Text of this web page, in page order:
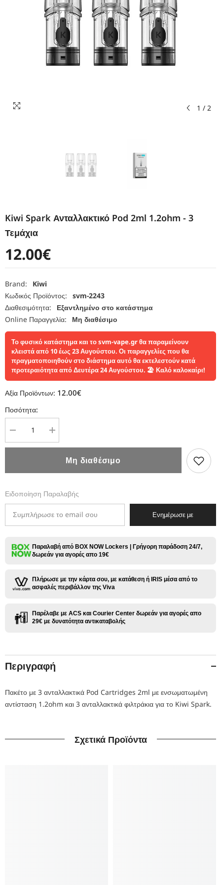
1 / 2
Kiwi Spark Ανταλλακτικό Pod 2ml 1.2ohm - 3
Τεμάχια
12.00€
Brand:
Kiwi
Κωδικός Προϊόντος:
svm-2243
Διαθεσιμότητα:
Εξαντλημένο στο κατάστημα
Online Παραγγελία:
Μη διαθέσιμο
Το φυσικό κατάστημα και το svm-vape.gr θα παραμείνουν
κλειστά από 10 έως 23 Αυγούστου. Οι παραγγελίες που θα
πραγματοποιηθούν στο διάστημα αυτό θα εκτελεστούν κατά
προτεραιότητα από Δευτέρα 24 Αυγούστου. 🏖️ Καλό καλοκαίρι!
Αξία Προϊόντων: 12.00€
Ποσότητα:
Μείωση
ποσότητας
για
1.2ohm
Τεμάχια
Αύξηση
ποσότητας
για
Spark
1.2ohm
-
Τεμάχια
Μη διαθέσιμο
Ειδοποίηση Παραλαβής
Ενημέρωσε με
Παραλαβή από BOX NOW Lockers | Γρήγορη παράδοση 24/7,
δωρεάν για αγορές απο 19€
Πλήρωσε με την κάρτα σου, με κατάθεση ή IRIS μέσα από το
ασφαλές περιβάλλον της Viva
Παρέλαβε με ACS και Courier Center δωρεάν για αγορές απο
29€ με δυνατότητα αντικαταβολής
Περιγραφή
Πακέτο με 3 ανταλλακτικά Pod Cartridges 2ml με ενσωματωμένη
αντίσταση 1.2ohm και 3 ανταλλακτικά φιλτράκια για το Kiwi Spark.
Σχετικά Προϊόντα